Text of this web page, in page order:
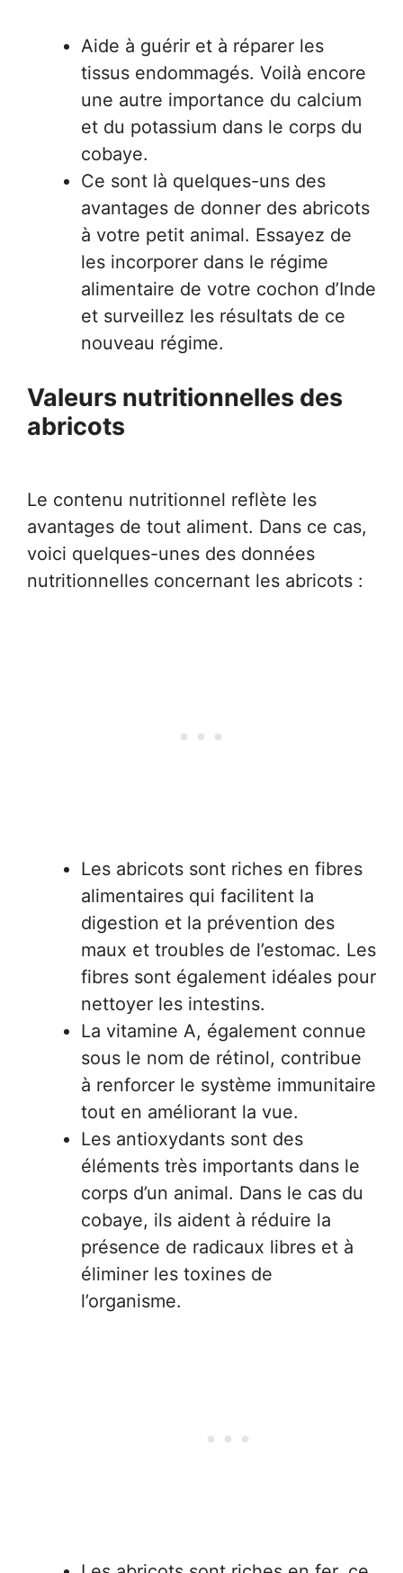
Aide à guérir et à réparer les
tissus endommagés. Voilà encore
une autre importance du calcium
et du potassium dans le corps du
cobaye.
Ce sont là quelques-uns des
avantages de donner des abricots
à votre petit animal. Essayez de
les incorporer dans le régime
alimentaire de votre cochon d’Inde
et surveillez les résultats de ce
nouveau régime.
Valeurs nutritionnelles des
abricots
Le contenu nutritionnel reflète les
avantages de tout aliment. Dans ce cas,
voici quelques-unes des données
nutritionnelles concernant les abricots :
Les abricots sont riches en fibres
alimentaires qui facilitent la
digestion et la prévention des
maux et troubles de l’estomac. Les
fibres sont également idéales pour
nettoyer les intestins.
La vitamine A, également connue
sous le nom de rétinol, contribue
à renforcer le système immunitaire
tout en améliorant la vue.
Les antioxydants sont des
éléments très importants dans le
corps d’un animal. Dans le cas du
cobaye, ils aident à réduire la
présence de radicaux libres et à
éliminer les toxines de
l’organisme.